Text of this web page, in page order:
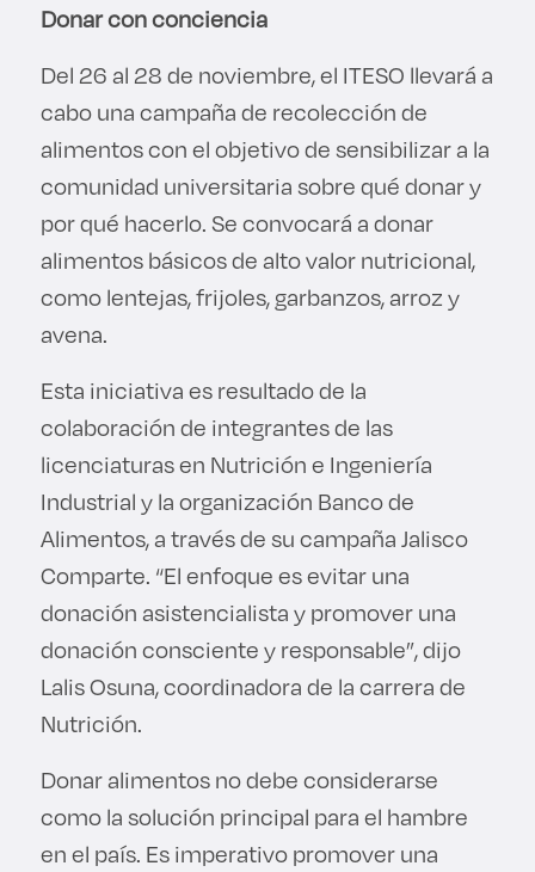
Donar con conciencia
Del 26 al 28 de noviembre, el ITESO llevará a
cabo una campaña de recolección de
alimentos con el objetivo de sensibilizar a la
comunidad universitaria sobre qué donar y
por qué hacerlo. Se convocará a donar
alimentos básicos de alto valor nutricional,
como lentejas, frijoles, garbanzos, arroz y
avena.
Esta iniciativa es resultado de la
colaboración de integrantes de las
licenciaturas en Nutrición e Ingeniería
Industrial y la organización Banco de
Alimentos, a través de su campaña Jalisco
Comparte. “El enfoque es evitar una
donación asistencialista y promover una
donación consciente y responsable”, dijo
Lalis Osuna, coordinadora de la carrera de
Nutrición.
Donar alimentos no debe considerarse
como la solución principal para el hambre
en el país. Es imperativo promover una